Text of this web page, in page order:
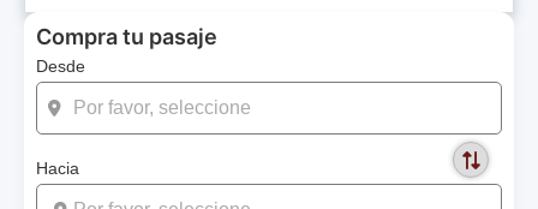
Compra tu pasaje
Desde
Hacia